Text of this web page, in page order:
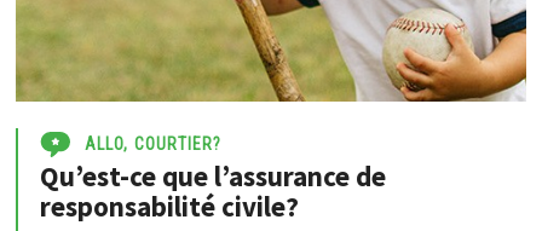
ALLO, COURTIER?
Qu’est-ce que l’assurance de
responsabilité civile?